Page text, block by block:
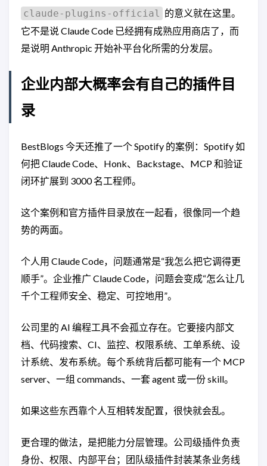
claude-plugins-official 的意义就在这里。
它不是说 Claude Code 已经拥有成熟应用商店了，而
是说明 Anthropic 开始补平台化所需的分发层。
企业内部大概率会有自己的插件目
录
BestBlogs 今天还推了一个 Spotify 的案例：Spotify 如
何把 Claude Code、Honk、Backstage、MCP 和验证
闭环扩展到 3000 名工程师。
这个案例和官方插件目录放在一起看，很像同一个趋
势的两面。
个人用 Claude Code，问题通常是“我怎么把它调得更
顺手”。企业推广 Claude Code，问题会变成“怎么让几
千个工程师安全、稳定、可控地用”。
公司里的 AI 编程工具不会孤立存在。它要接内部文
档、代码搜索、CI、监控、权限系统、工单系统、设
计系统、发布系统。每个系统背后都可能有一个 MCP
server、一组 commands、一套 agent 或一份 skill。
如果这些东西靠个人互相转发配置，很快就会乱。
更合理的做法，是把能力分层管理。公司级插件负责
身份、权限、内部平台；团队级插件封装某条业务线